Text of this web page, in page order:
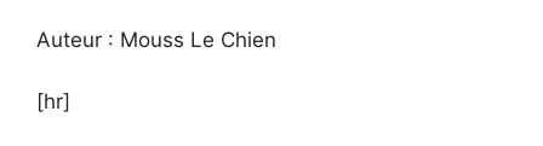
Auteur : Mouss Le Chien
[hr]